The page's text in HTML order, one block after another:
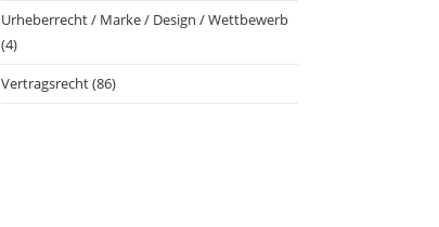
Urheberrecht / Marke / Design / Wettbewerb
(4)
Vertragsrecht(86)